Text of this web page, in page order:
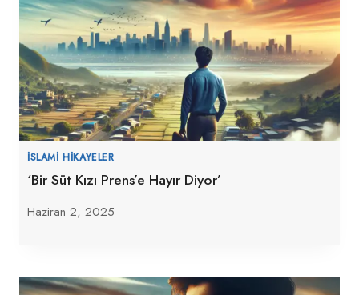
İSLAMI HIKAYELER
‘Bir Süt Kızı Prens’e Hayır Diyor’
Haziran 2, 2025